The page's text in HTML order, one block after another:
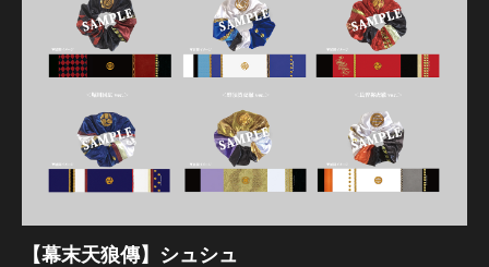
最新カテゴリー
加州清光 単騎出陣 極
髭切 単騎出陣 ～夢幻泡影～
【幕末天狼傳】シュシュ